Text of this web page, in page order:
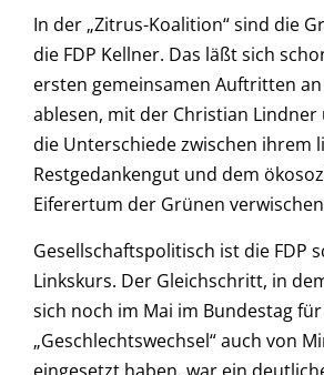
In der „Zitrus-Koalition“ sind die
die FDP Kellner. Das läßt sich
ersten gemeinsamen Auftritten
ablesen, mit der Christian Lindner
die Unterschiede zwischen ihrem
Restgedankengut und dem
Eiferertum der Grünen
Gesellschaftspolitisch ist die FDP
Linkskurs. Der Gleichschritt, in
sich noch im Mai im Bundestag
„Geschlechtswechsel“ auch von